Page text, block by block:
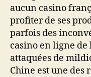
aucun casino
profiter de ses
parfois des
casino en ligne
attaquées de
Chine est une des